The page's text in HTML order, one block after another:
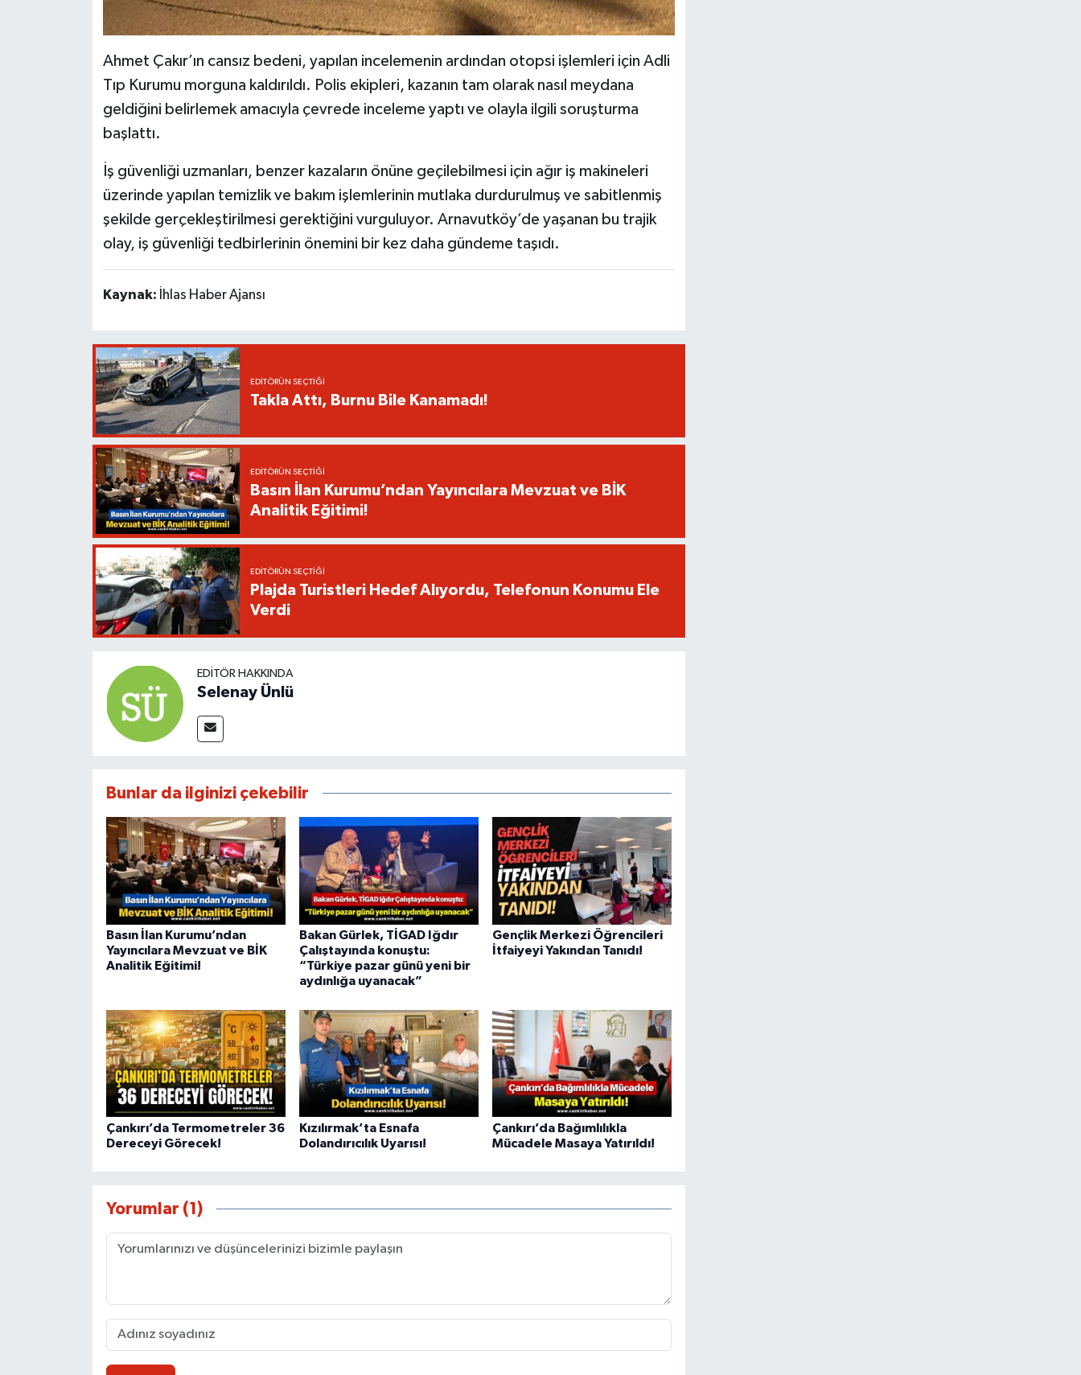
Ahmet Çakır’ın cansız bedeni, yapılan incelemenin ardından otopsi işlemleri için Adli
Tıp Kurumu morguna kaldırıldı. Polis ekipleri, kazanın tam olarak nasıl meydana
geldiğini belirlemek amacıyla çevrede inceleme yaptı ve olayla ilgili soruşturma
başlattı.
İş güvenliği uzmanları, benzer kazaların önüne geçilebilmesi için ağır iş makineleri
üzerinde yapılan temizlik ve bakım işlemlerinin mutlaka durdurulmuş ve sabitlenmiş
şekilde gerçekleştirilmesi gerektiğini vurguluyor. Arnavutköy’de yaşanan bu trajik
olay, iş güvenliği tedbirlerinin önemini bir kez daha gündeme taşıdı.
Kaynak: İhlas Haber Ajansı
EDITÖRÜN SEÇTIĞI
Takla Attı, Burnu Bile Kanamadı!
EDITÖRÜN SEÇTIĞI
Basın İlan Kurumu’ndan Yayıncılara Mevzuat ve BİK
Analitik Eğitimi!
EDITÖRÜN SEÇTIĞI
Plajda Turistleri Hedef Alıyordu, Telefonun Konumu Ele
Verdi
EDITÖR HAKKINDA
Selenay Ünlü
Bunlar da ilginizi çekebilir
Basın İlan Kurumu’ndan
Yayıncılara Mevzuat ve BİK
Analitik Eğitimi!
Bakan Gürlek, TİGAD Iğdır
Çalıştayında konuştu:
“Türkiye pazar günü yeni bir
aydınlığa uyanacak”
Gençlik Merkezi Öğrencileri
İtfaiyeyi Yakından Tanıdı!
Çankırı’da Termometreler 36
Dereceyi Görecek!
Kızılırmak’ta Esnafa
Dolandırıcılık Uyarısı!
Çankırı’da Bağımlılıkla
Mücadele Masaya Yatırıldı!
Yorumlar (1)